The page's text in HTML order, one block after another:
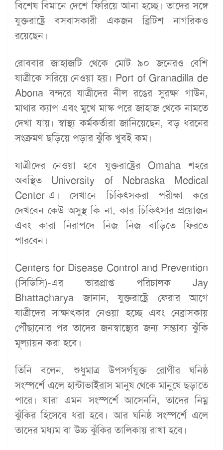
বিশেষ বিমানে দেশে ফিরিয়ে আনা হচ্ছে। তাদের সঙ্গে
যুক্তরাষ্ট্রে বসবাসকারী একজন ব্রিটিশ নাগরিকও
রয়েছেন।
রোববার জাহাজটি থেকে মোট ৯০ জনেরও বেশি
যাত্রীকে সরিয়ে নেওয়া হয়। Port of Granadilla de
Abona বন্দরে যাত্রীদের নীল রঙের সুরক্ষা গাউন,
মাথার ক্যাপ এবং মুখে মাস্ক পরে জাহাজ থেকে নামতে
দেখা যায়। স্বাস্থ্য কর্মকর্তারা জানিয়েছেন, বড় ধরনের
সংক্রমণ ছড়িয়ে পড়ার ঝুঁকি খুবই কম।
যাত্রীদের নেওয়া হবে যুক্তরাষ্ট্রের Omaha শহরে
অবস্থিত University of Nebraska Medical
Center-এ। সেখানে চিকিৎসকরা পরীক্ষা করে
দেখবেন কেউ অসুস্থ কি না, কার চিকিৎসার প্রয়োজন
এবং কারা নিরাপদে নিজ নিজ বাড়িতে ফিরতে
পারবেন।
Centers for Disease Control and Prevention
(সিডিসি)-এর ভারপ্রাপ্ত পরিচালক Jay
Bhattacharya জানান, যুক্তরাষ্ট্রে ফেরার আগে
যাত্রীদের সাক্ষাৎকার নেওয়া হচ্ছে এবং নেব্রাসকায়
পৌঁছানোর পর তাদের জনস্বাস্থ্যের জন্য সম্ভাব্য ঝুঁকি
মূল্যায়ন করা হবে।
তিনি বলেন, শুধুমাত্র উপসর্গযুক্ত রোগীর ঘনিষ্ঠ
সংস্পর্শে এলে হান্টাভাইরাস মানুষ থেকে মানুষে ছড়াতে
পারে। যারা এমন সংস্পর্শে আসেননি, তাদের নিম্ন
ঝুঁকির হিসেবে ধরা হবে। আর ঘনিষ্ঠ সংস্পর্শে এলে
তাদের মধ্যম বা উচ্চ ঝুঁকির তালিকায় রাখা হবে।